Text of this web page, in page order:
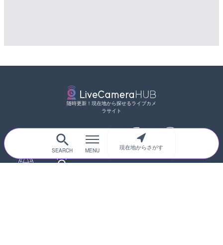
現在地からさがす
随時更新！現在地から探せるライブカメ
ラサイト
都道府県別 道路 河川 台風情報